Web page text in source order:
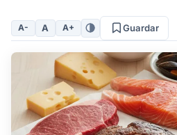
A- A A+ Guardar